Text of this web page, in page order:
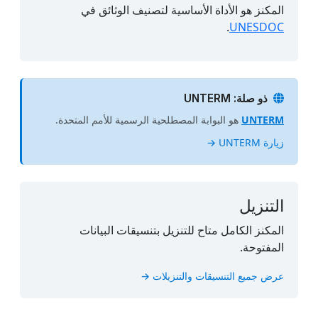
المكنز هو الأداة الأساسية لتصنيف الوثائق في
UNESDOC
.
ذو صلة: UNTERM
UNTERMهو البوابة المصطلحية الرسمية للأمم المتحدة.
زيارة UNTERM →
التنزيل
المكنز الكامل متاح للتنزيل بتنسيقات البيانات
المفتوحة.
عرض جميع التنسيقات والتنزيلات →